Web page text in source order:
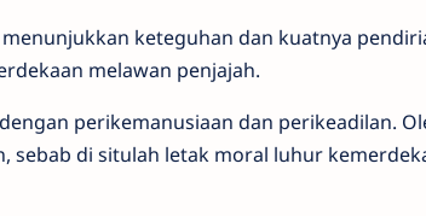
keteguhan dan kuatnya
melawan penjajah.
perikemanusiaan dan perikeadilan.
sebab di situlah letak moral luhur